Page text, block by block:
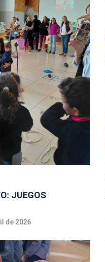
JUEGOS
de 2026